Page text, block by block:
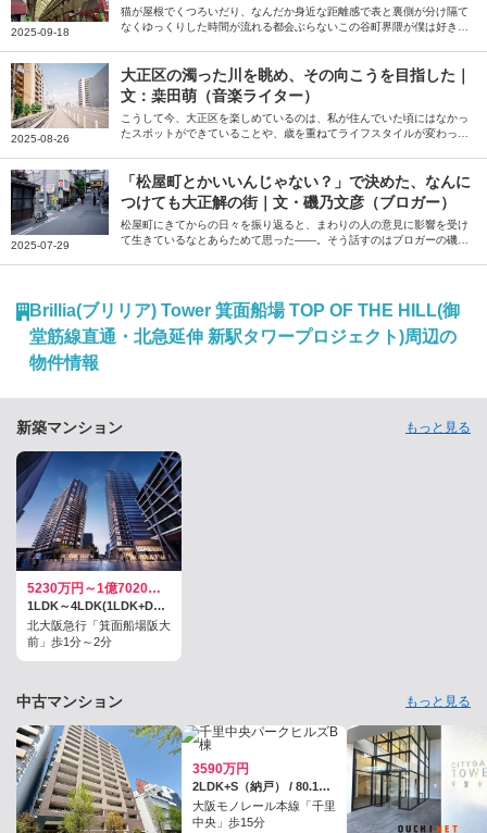
2025-09-18
華 代表）
猫が屋根でくつろいだり、なんだか身近な距離感で表と裏側が分け隔て
なくゆっくりした時間が流れる都会ぶらないこの谷町界隈が僕は好きだ
いただきました。
2025-08-26
大正区の濁った川を眺め、その向こうを目指した｜
文：桒田萌（音楽ライター）
こうして今、大正区を楽しめているのは、私が住んでいた頃にはなかっ
たスポットができていることや、歳を重ねてライフスタイルが変わった
っていただきました。
2025-07-29
「松屋町とかいいんじゃない？」で決めた、なんに
つけても大正解の街｜文・磯乃文彦（ブロガー）
松屋町にきてからの日々を振り返ると、まわりの人の意見に影響を受け
て生きているなとあらためて思った――。そう話すのはブロガーの磯乃
Brillia(ブリリア) Tower 箕面船場 TOP OF THE HILL(御
堂筋線直通・北急延伸 新駅タワープロジェクト)周辺の
物件情報
新築マンション もっと見る
5230万円～1億7020万円
1LDK～4LDK(1LDK+D～4LDK) / 54.37平米～125.89平米、(住戸専有面積：53.9平米～125.31平米、専有トランクルーム面積：0.47平米～1.09平米)
北大阪急行「箕面船場阪大
前」歩1分～2分
中古マンション もっと見る
3590万円
2LDK+S（納戸） / 80.19平米（壁芯）
大阪モノレール本線「千里
中央」歩15分